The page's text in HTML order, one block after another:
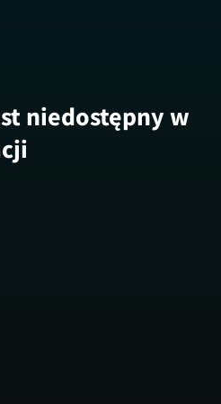
niedostępny w